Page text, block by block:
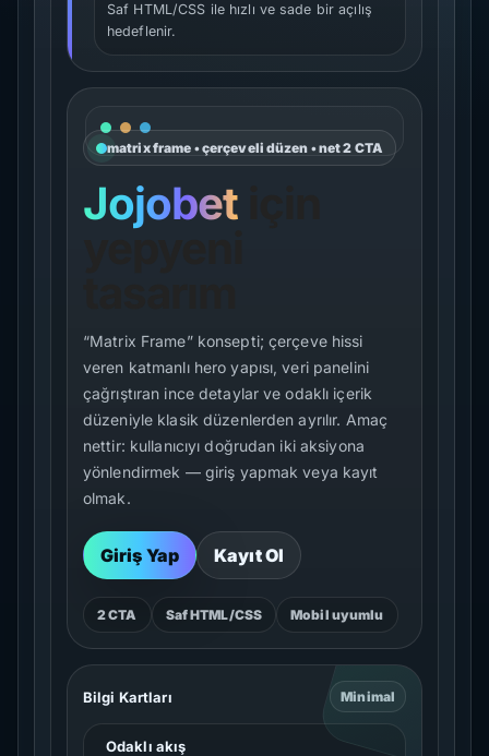
Saf HTML/CSS ile hızlı ve sade bir açılış
hedeflenir.
matrix frame • çerçeveli düzen • net 2 CTA
Jojobet
“Matrix Frame” konsepti; çerçeve hissi
veren katmanlı hero yapısı, veri panelini
çağrıştıran ince detaylar ve odaklı içerik
düzeniyle klasik düzenlerden ayrılır. Amaç
nettir: kullanıcıyı doğrudan iki aksiyona
yönlendirmek — giriş yapmak veya kayıt
olmak.
Giriş Yap Kayıt Ol
2 CTA Saf HTML/CSS Mobil uyumlu
Bilgi Kartları Minimal
Odaklı akış